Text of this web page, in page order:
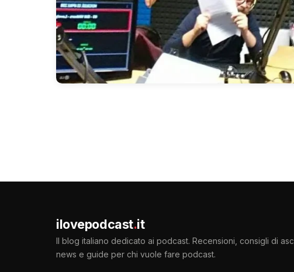
ilovepodcast.it
Il blog italiano dedicato ai podcast. Recensioni, consigli di
news e guide per chi vuole fare podcast.